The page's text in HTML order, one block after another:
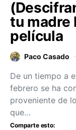
tu madre
película
Paco Casado
De un tiempo a
febrero se ha
proveniente de
que…
Comparte esto: